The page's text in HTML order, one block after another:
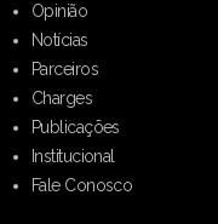
Opinião
Notícias
Parceiros
Charges
Publicações
Institucional
Fale Conosco